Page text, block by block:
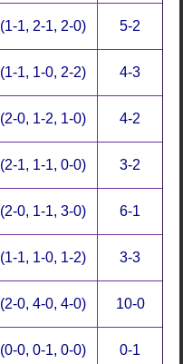
(1-1, 2-1, 2-0) 5-2
(1-1, 1-0, 2-2) 4-3
(2-0, 1-2, 1-0) 4-2
(2-1, 1-1, 0-0) 3-2
(2-0, 1-1, 3-0) 6-1
(1-1, 1-0, 1-2) 3-3
(2-0, 4-0, 4-0) 10-0
(0-0, 0-1, 0-0) 0-1